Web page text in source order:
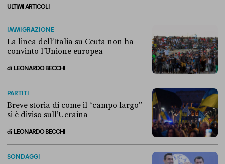
ULTIMI ARTICOLI
IMMIGRAZIONE
La linea dell’Italia su Ceuta non ha
convinto l’Unione europea
di LEONARDO BECCHI
PARTITI
Breve storia di come il “campo largo”
si è diviso sull’Ucraina
di LEONARDO BECCHI
SONDAGGI